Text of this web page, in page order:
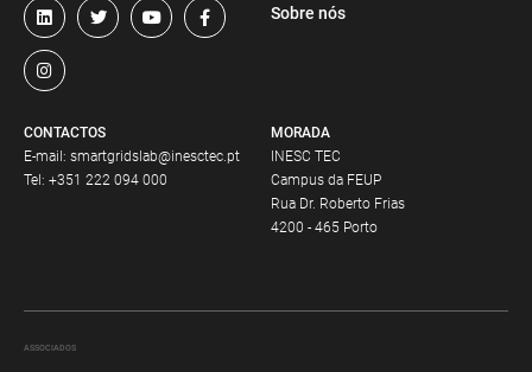
MORADA
INESC TEC
Campus da FEUP
Rua Dr. Roberto Frias
4200 - 465 Porto
CONTACTOS
E-mail: smartgridslab@inesctec.pt
Tel: +351 222 094 000
Sobre nós
ASSOCIADOS